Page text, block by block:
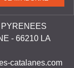
- 66210 LA
catalanes.com